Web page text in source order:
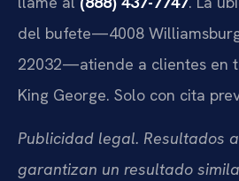
del bufete—4008
22032—atiende a clientes en
King George. Solo con cita
Publicidad legal. Resultados
garantizan un resultado